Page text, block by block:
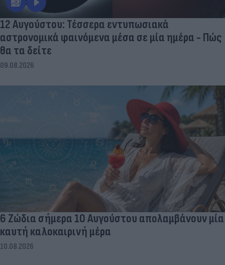
12 Αυγούστου: Τέσσερα εντυπωσιακά
αστρονομικά φαινόμενα μέσα σε μία ημέρα - Πώς
θα τα δείτε
09.08.2026
6 Ζώδια σήμερα 10 Αυγούστου απολαμβάνουν μία
καυτή καλοκαιρινή μέρα
10.08.2026